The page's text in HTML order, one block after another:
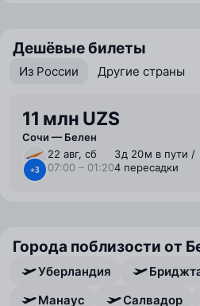
Дешёвые билеты
Из России Другие страны
11 млн UZS
Сочи — Белен
+3
22 авг, сб
07:00 – 01:20
3 ⁠д 20 ⁠м в пути /
4 пересадки
Города поблизости от
Уберландия
Манаус
Салвадор